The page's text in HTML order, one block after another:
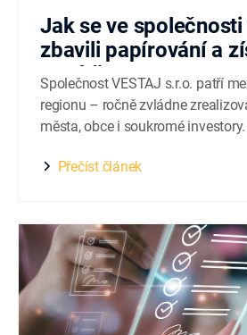
Jak se ve společnosti
zbavili papírování a
stavbě
Společnost VESTAJ s.r.o. patří
regionu – ročně zvládne
města, obce i soukromé
spolehlivost a jasný přehled o
Přečíst článek